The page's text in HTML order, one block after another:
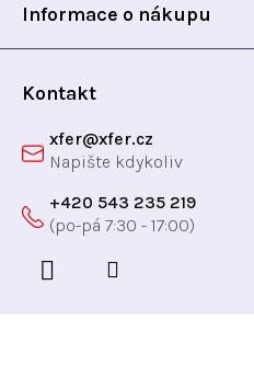
Informace o nákupu
Kontakt
xfer@xfer.cz
+420 543 235 219